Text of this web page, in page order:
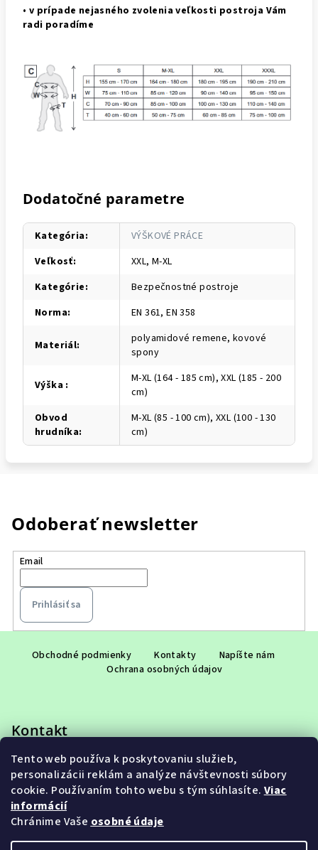
Tento web používa k poskytovaniu služieb,
personalizácii reklám a analýze návštevnosti súbory
cookie. Používaním tohto webu s tým súhlasíte. Viac
informácií
Chránime Vaše osobné údaje
• v prípade nejasného zvolenia veľkosti postroja Vám
radi poradíme
Dodatočné parametre
Kategória:
VÝŠKOVÉ PRÁCE
Veľkosť:
XXL, M-XL
Kategórie:
Bezpečnostné postroje
Norma: EN 361, EN 358
Materiál:
polyamidové remene, kovové
spony
Výška :
M-XL (164 - 185 cm), XXL (185 - 200
cm)
Obvod
hrudníka:
M-XL (85 - 100 cm), XXL (100 - 130
cm)
Odoberať newsletter
Email
Prihlásiť sa
i
Obchodné podmienky Kontakty
Napíšte nám
Ochrana osobných údajov
Kontakt
eshop@adet.sk
+421 948 953 910